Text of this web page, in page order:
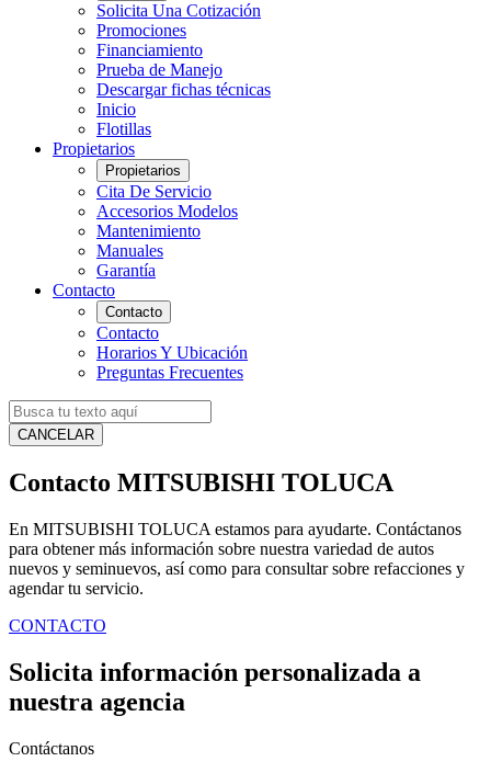
Solicita Una Cotización
Promociones
Financiamiento
Prueba de Manejo
Descargar fichas técnicas
Inicio
Flotillas
Propietarios
Propietarios
Cita De Servicio
Accesorios Modelos
Mantenimiento
Manuales
Garantía
Contacto
Contacto
Contacto
Horarios Y Ubicación
Preguntas Frecuentes
CANCELAR
Contacto MITSUBISHI TOLUCA
En MITSUBISHI TOLUCA estamos para ayudarte. Contáctanos
para obtener más información sobre nuestra variedad de autos
nuevos y seminuevos, así como para consultar sobre refacciones y
agendar tu servicio.
CONTACTO
Solicita información personalizada a
nuestra agencia
Contáctanos